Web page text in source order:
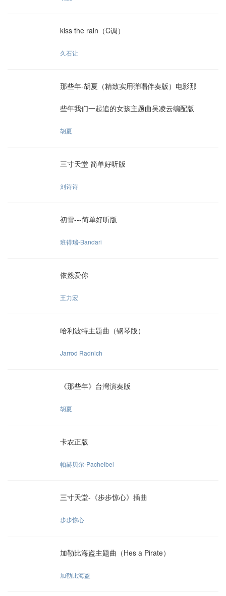
kiss the rain（C调）
久石让
那些年-胡夏（精致实用弹唱伴奏版）电影那
些年我们一起追的女孩主题曲吴凌云编配版
胡夏
三寸天堂 简单好听版
刘诗诗
初雪---简单好听版
班得瑞-Bandari
依然爱你
王力宏
哈利波特主题曲（钢琴版）
Jarrod Radnich
《那些年》台灣演奏版
胡夏
卡农正版
帕赫贝尔-Pachelbel
三寸天堂-《步步惊心》插曲
步步惊心
加勒比海盗主题曲（Hes a Pirate）
加勒比海盗